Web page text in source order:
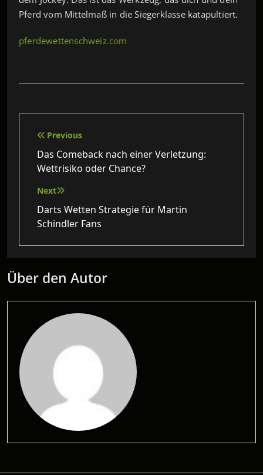
Pferd vom Mittelmaß in die Siegerklasse katapultiert.
pferdewettenschweiz.com
Beitragsnavigation
Previous
Das Comeback nach einer Verletzung:
Wettrisiko oder Chance?
Next
Darts Wetten Strategie für Martin
Schindler Fans
Über den Autor